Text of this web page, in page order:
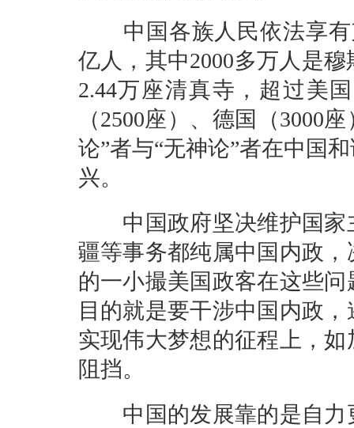
中国各族人民依法享有
亿人，其中2000多万人是
2.44万座清真寺，超过美
（2500座）、德国（3000
论”者与“无神论”者在中国
兴。
中国政府坚决维护国家
疆等事务都纯属中国内政
的一小撮美国政客在这些
目的就是要干涉中国内政
实现伟大梦想的征程上，
阻挡。
中国的发展靠的是自力